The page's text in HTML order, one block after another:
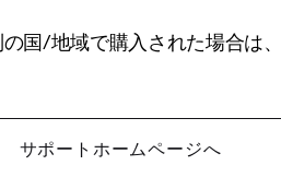
国/地域で購入された場合は
サポートホームページへ